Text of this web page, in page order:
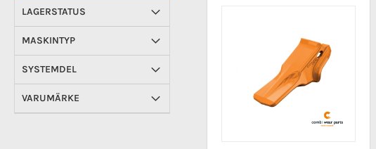
LAGERSTATUS
MASKINTYP
SYSTEMDEL
VARUMÄRKE